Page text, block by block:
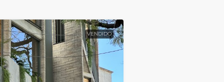
VENDIDO